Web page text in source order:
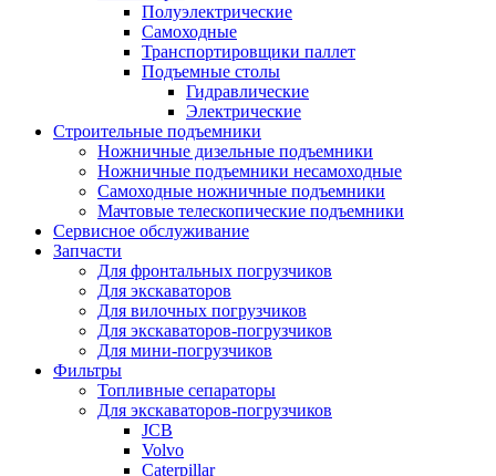
Полуэлектрические
Самоходные
Транспортировщики паллет
Подъемные столы
Гидравлические
Электрические
Строительные подъемники
Ножничные дизельные подъемники
Ножничные подъемники несамоходные
Самоходные ножничные подъемники
Мачтовые телескопические подъемники
Сервисное обслуживание
Запчасти
Для фронтальных погрузчиков
Для экскаваторов
Для вилочных погрузчиков
Для экскаваторов-погрузчиков
Для мини-погрузчиков
Фильтры
Топливные сепараторы
Для экскаваторов-погрузчиков
JCB
Volvo
Caterpillar